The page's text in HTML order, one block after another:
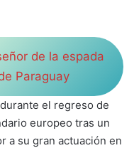
de la espada
Paraguay
el regreso de
europeo tras un
a su gran actuación en